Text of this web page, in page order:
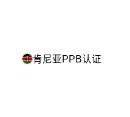
肯尼亚PPB认证